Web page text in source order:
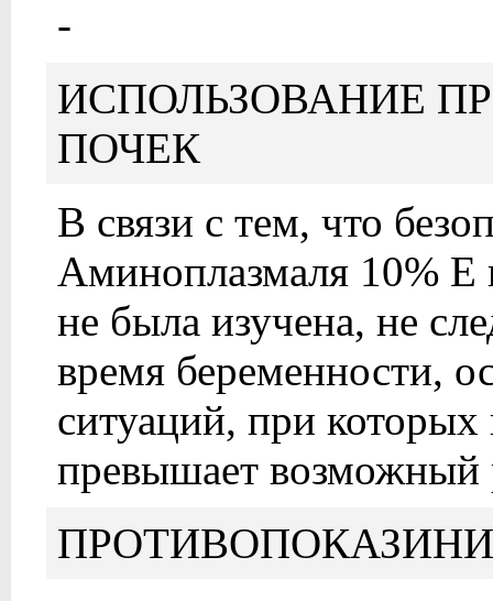
-
ИСПОЛЬЗОВАНИЕ
ПОЧЕК
В связи с тем, что
Аминоплазмаля 10% E
не была изучена, не
время беременности,
ситуаций, при которых
превышает возможный